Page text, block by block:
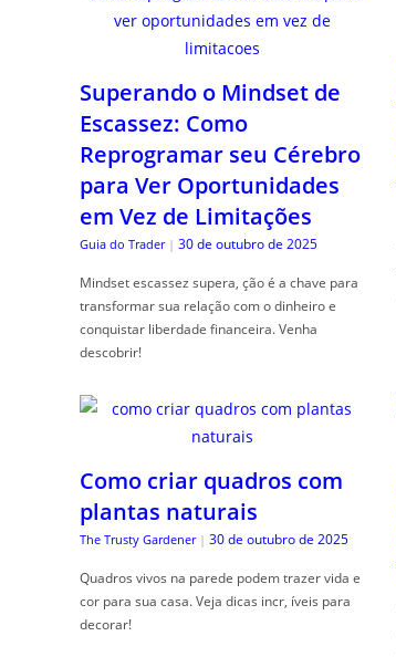
Superando o Mindset de
Escassez: Como
Reprogramar seu Cérebro
para Ver Oportunidades
em Vez de Limitações
Guia do Trader | 30 de outubro de 2025
Mindset escassez supera, ção é a chave para
transformar sua relação com o dinheiro e
conquistar liberdade financeira. Venha
descobrir!
Como criar quadros com
plantas naturais
The Trusty Gardener | 30 de outubro de 2025
Quadros vivos na parede podem trazer vida e
cor para sua casa. Veja dicas incr, íveis para
decorar!